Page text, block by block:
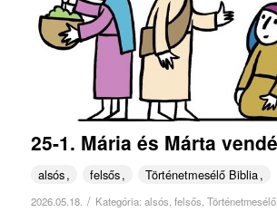
25-1. Mária és Márta
alsós felsős Történetmesélő Biblia
2026.05.18. / Kategória: alsós felsős